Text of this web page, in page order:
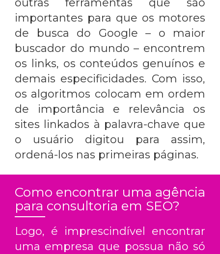
outras ferramentas que são
importantes para que os motores
de busca do Google – o maior
buscador do mundo – encontrem
os links, os conteúdos genuínos e
demais especificidades. Com isso,
os algoritmos colocam em ordem
de importância e relevância os
sites linkados à palavra-chave que
o usuário digitou para assim,
ordená-los nas primeiras páginas.
Como encontrar uma agência
para consultoria em SEO?
Logo, é imprescindível encontrar
uma empresa que possua não só